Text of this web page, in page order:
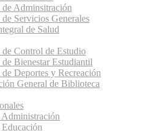
Adminsitración
Servicios Generales
de Salud
Control de Estudio
Bienestar Estudiantil
Deportes y Recreación
General de Biblioteca
Administración